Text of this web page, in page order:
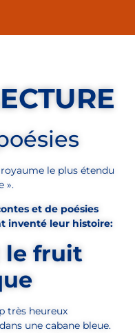
le plus étendu
».
et de poésies
inventé leur histoire:
le fruit
très heureux
une cabane bleue.